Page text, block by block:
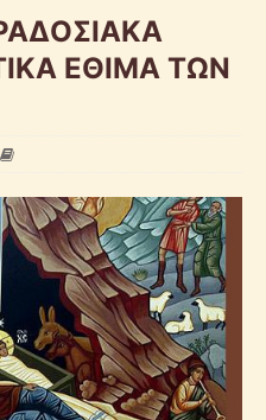
ΕΘΙΜΑ ΤΩΝ